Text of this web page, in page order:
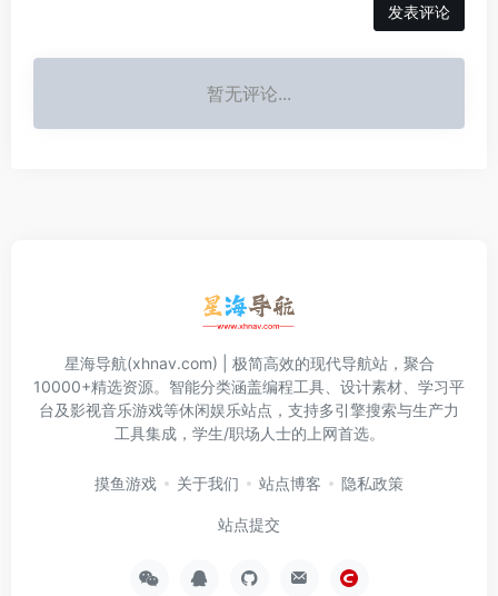
发表评论
暂无评论...
星海导航(xhnav.com) | 极简高效的现代导航站，聚合
10000+精选资源。智能分类涵盖编程工具、设计素材、学习平
台及影视音乐游戏等休闲娱乐站点，支持多引擎搜索与生产力
工具集成，学生/职场人士的上网首选。
摸鱼游戏 关于我们 站点博客 隐私政策
站点提交